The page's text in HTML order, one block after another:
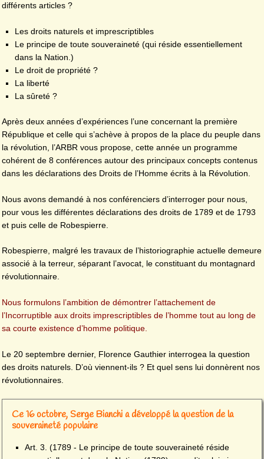
différents articles ?
Les droits naturels et imprescriptibles
Le principe de toute souveraineté (qui réside essentiellement
dans la Nation.)
Le droit de propriété ?
La liberté
La sûreté ?
Après deux années d’expériences l’une concernant la première
République et celle qui s’achève à propos de la place du peuple dans
la révolution, l’ARBR vous propose, cette année un programme
cohérent de 8 conférences autour des principaux concepts contenus
dans les déclarations des Droits de l’Homme écrits à la Révolution.
Nous avons demandé à nos conférenciers d’interroger pour nous,
pour vous les différentes déclarations des droits de 1789 et de 1793
et puis celle de Robespierre.
Robespierre, malgré les travaux de l’historiographie actuelle demeure
associé à la terreur, séparant l’avocat, le constituant du montagnard
révolutionnaire.
Nous formulons l’ambition de démontrer l’attachement de
l’Incorruptible aux droits imprescriptibles de l’homme tout au long de
sa courte existence d’homme politique.
Le 20 septembre dernier, Florence Gauthier interrogea la question
des droits naturels. D’où viennent-ils ? Et quel sens lui donnèrent nos
révolutionnaires.
Ce 16 octobre, Serge Bianchi a développé la question de la
souveraineté populaire
Art. 3. (1789 - Le principe de toute souveraineté réside